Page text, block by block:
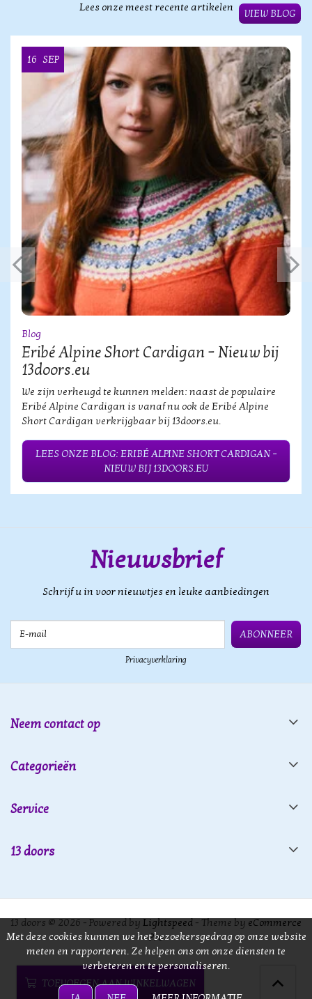
TOEVOEGEN AAN WINKELWAGEN
Lees onze meest recente artikelen
VIEW BLOG
16 SEP
Blog
Eribé Alpine Short Cardigan – Nieuw bij
13doors.eu
We zijn verheugd te kunnen melden: naast de populaire
Eribé Alpine Cardigan is vanaf nu ook de Eribé Alpine
Short Cardigan verkrijgbaar bij 13doors.eu.
LEES ONZE BLOG: ERIBÉ ALPINE SHORT CARDIGAN –
NIEUW BIJ 13DOORS.EU
Nieuwsbrief
Schrijf u in voor nieuwtjes en leuke aanbiedingen
ABONNEER
Privacyverklaring
Neem contact op
Categorieën
Service
13 doors
13 doors © 2026 - Powered by Lightspeed - Theme by eCommerce
Pro
Met deze cookies kunnen we het bezoekersgedrag op onze website
meten en rapporteren. Ze helpen ons om onze diensten te
verbeteren en te personaliseren.